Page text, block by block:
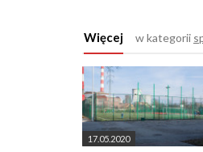
Więcej w kategorii
17.05.2020